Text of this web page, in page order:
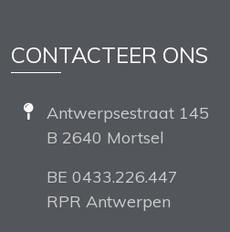
CONTACTEER ONS
Antwerpsestraat 145
B 2640 Mortsel
BE 0433.226.447
RPR Antwerpen